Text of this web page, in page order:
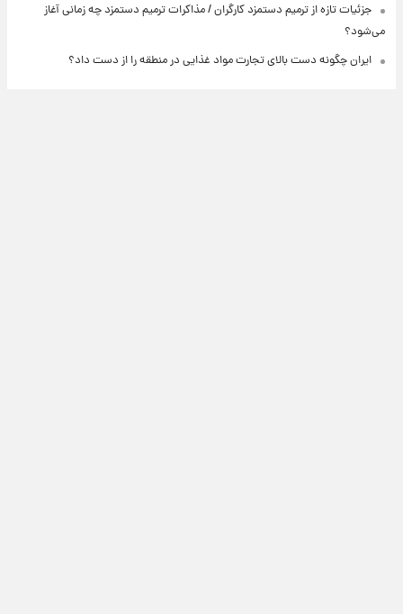
جزئیات تازه از ترمیم دستمزد کارگران / مذاکرات ترمیم دستمزد چه زمانی آغاز
می‌شود؟
ایران چگونه دست بالای تجارت مواد غذایی در منطقه را از دست داد؟